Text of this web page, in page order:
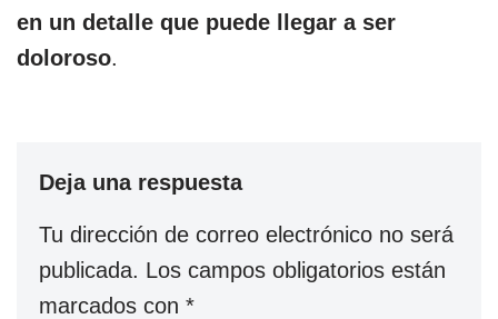
en un detalle que puede llegar a ser
doloroso.
Deja una respuesta
Tu dirección de correo electrónico no será
publicada. Los campos obligatorios están
marcados con *